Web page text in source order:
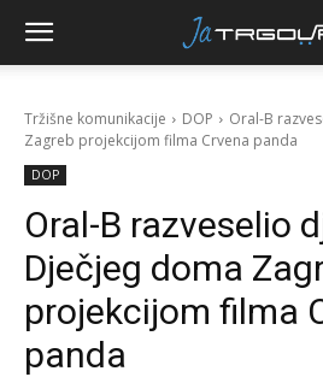
Tržišne komunikacije DOP
Oral-B
Zagreb projekcijom filma Crvena panda
DOP
Oral-B razveselio
Dječjeg doma
projekcijom filma
panda